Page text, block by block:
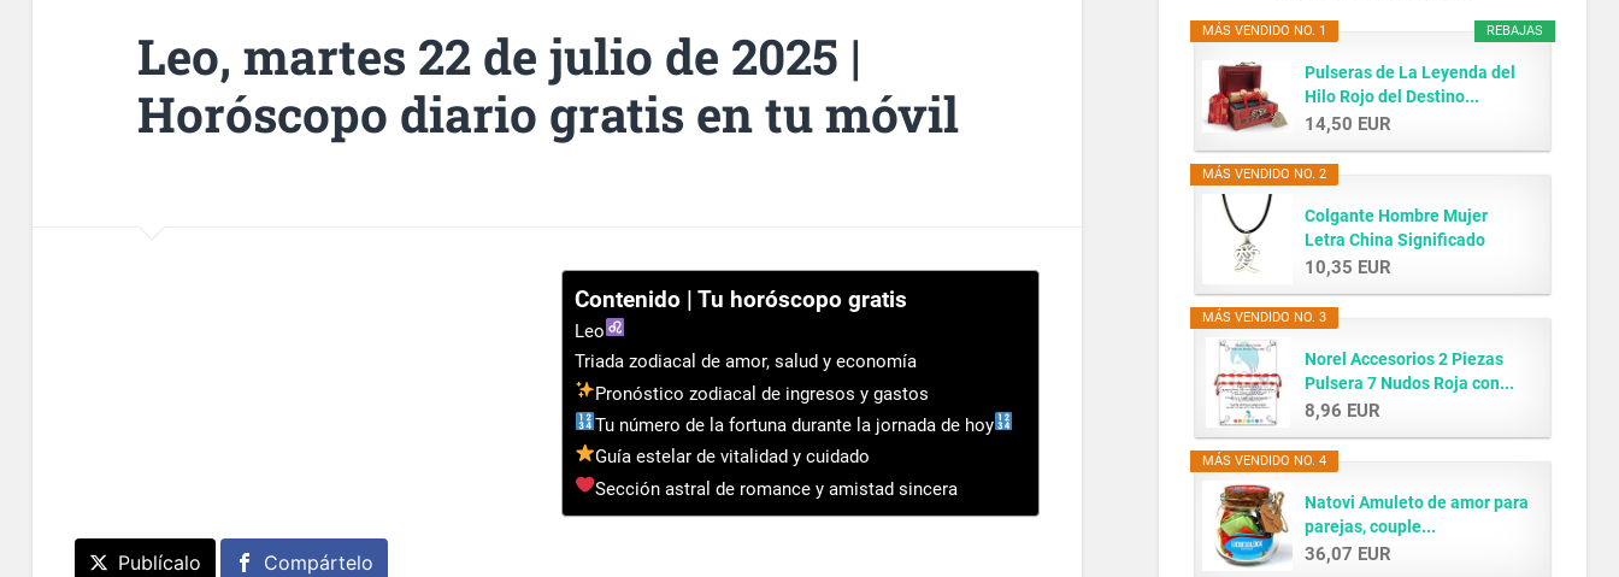
Leo, martes 22 de julio de 2025 |
Horóscopo diario gratis en tu móvil
Contenido | Tu horóscopo gratis
Leo
Triada zodiacal de amor, salud y economía
Pronóstico zodiacal de ingresos y gastos
Tu número de la fortuna durante la jornada de hoy
Guía estelar de vitalidad y cuidado
Sección astral de romance y amistad sincera
Publícalo Compártelo
REBAJAS
MÁS VENDIDO NO. 1
Pulseras de La Leyenda del
Hilo Rojo del Destino...
14,50 EUR
MÁS VENDIDO NO. 2
Colgante Hombre Mujer
Letra China Significado
AMOR...
10,35 EUR
MÁS VENDIDO NO. 3
Norel Accesorios 2 Piezas
Pulsera 7 Nudos Roja con...
8,96 EUR
MÁS VENDIDO NO. 4
Natovi Amuleto de amor para
parejas, couple...
36,07 EUR